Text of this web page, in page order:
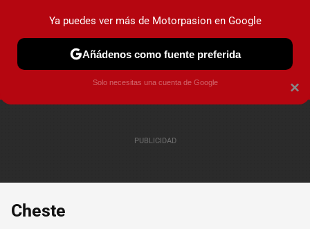
PRUEBAS COCHES ELÉCTRICOS OBSERVATORIO
Cheste
×
Ya puedes ver más de Motorpasion en Google
Añádenos como fuente preferida
Solo necesitas una cuenta de Google